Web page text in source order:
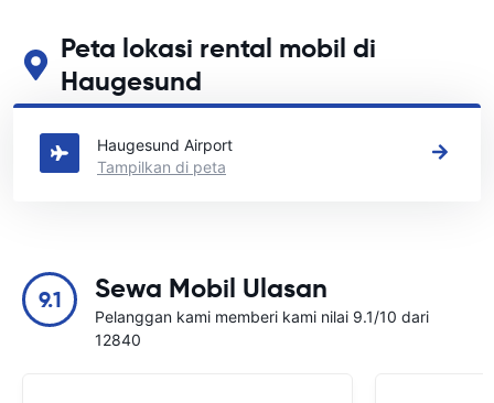
Peta lokasi rental mobil di
Haugesund
Lihat lokasi persewaan mobil utama kami di Haugesund
Haugesund Airport
Tampilkan di peta
9.1 Sewa Mobil Ulasan
Pelanggan kami memberi kami nilai 9.1/10 dari
12840